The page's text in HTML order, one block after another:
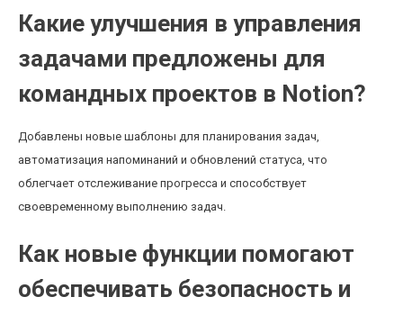
Какие улучшения в управления
задачами предложены для
командных проектов в Notion?
Добавлены новые шаблоны для планирования задач,
автоматизация напоминаний и обновлений статуса, что
облегчает отслеживание прогресса и способствует
своевременному выполнению задач.
Как новые функции помогают
обеспечивать безопасность и